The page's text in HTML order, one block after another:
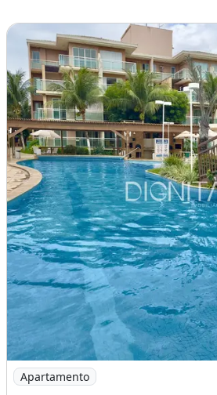
Imagem: Apartamento à venda no
Apartamento